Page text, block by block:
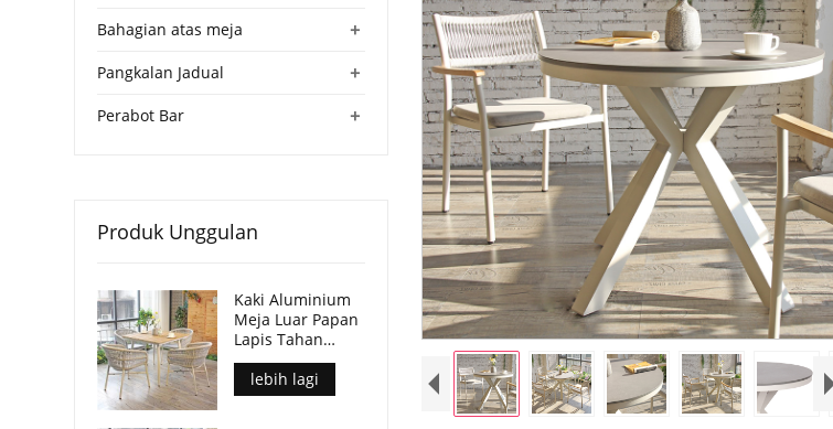
+
Bahagian atas meja
+
Pangkalan Jadual
+
Perabot Bar
Produk Unggulan
Kaki Aluminium
Meja Luar Papan
Lapis Tahan
Lama Kalis Air
Untuk Tempat
Komersial
lebih lagi